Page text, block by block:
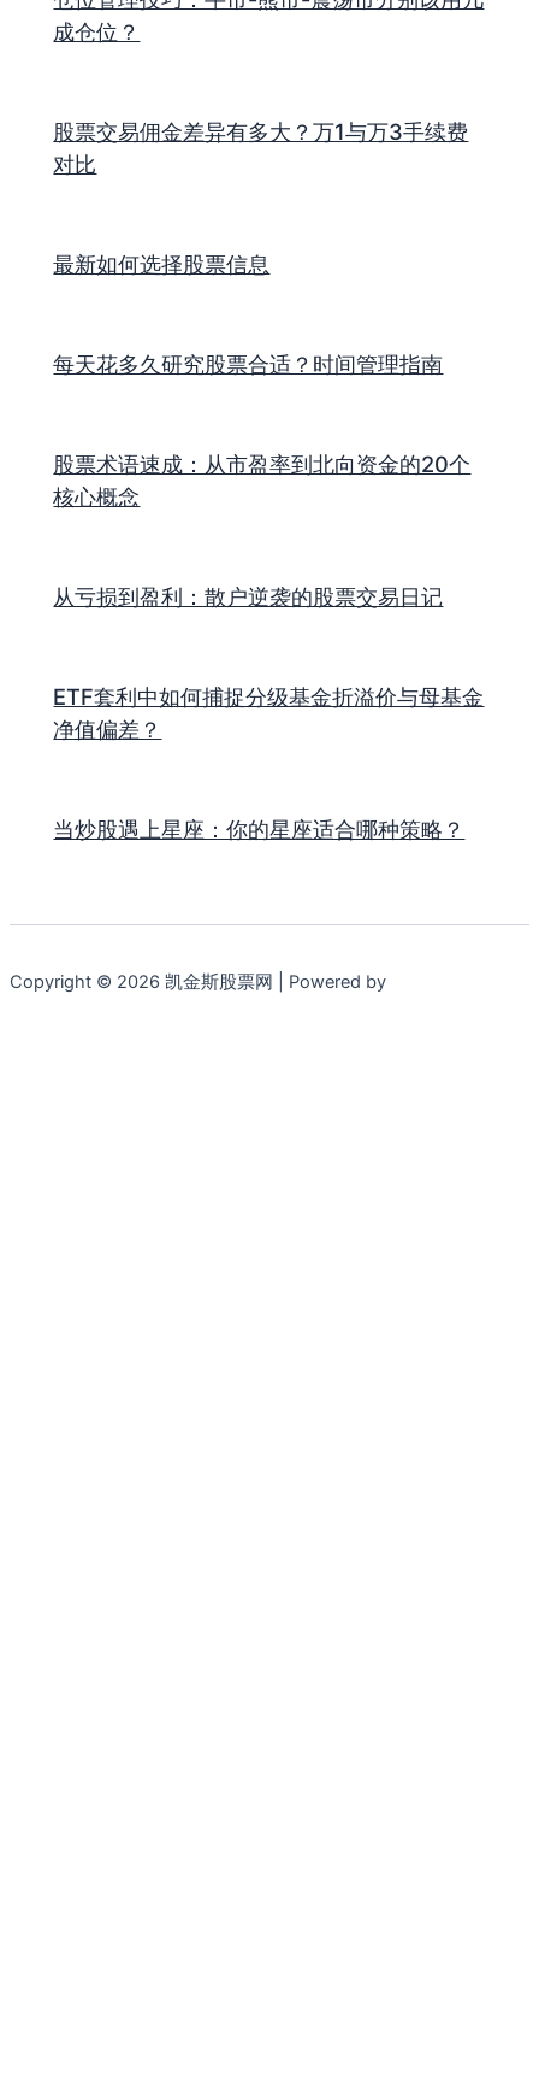
成仓位？
股票交易佣金差异有多大？万1与万3手续费
对比
最新如何选择股票信息
每天花多久研究股票合适？时间管理指南
股票术语速成：从市盈率到北向资金的20个
核心概念
从亏损到盈利：散户逆袭的股票交易日记
ETF套利中如何捕捉分级基金折溢价与母基金
净值偏差？
当炒股遇上星座：你的星座适合哪种策略？
Copyright © 2026 凯金斯股票网 | Powered by